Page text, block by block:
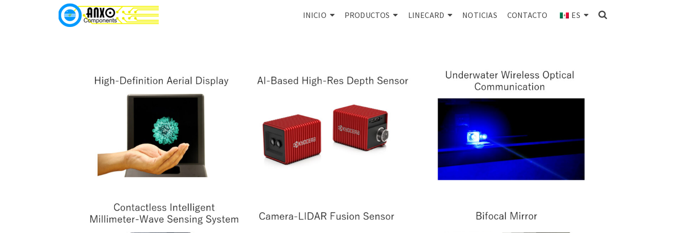
INICIO PRODUCTOS LINECARD NOTICIAS CONTACTO ES